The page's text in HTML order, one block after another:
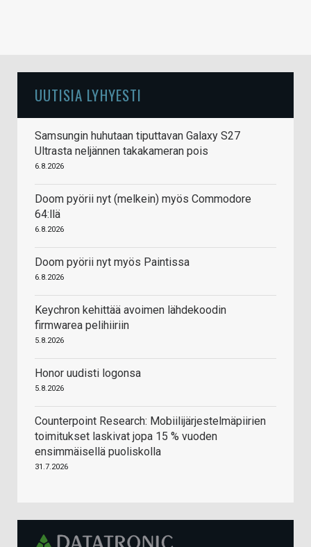
UUTISIA LYHYESTI
Samsungin huhutaan tiputtavan Galaxy S27
Ultrasta neljännen takakameran pois
6.8.2026
Doom pyörii nyt (melkein) myös Commodore
64:llä
6.8.2026
Doom pyörii nyt myös Paintissa
6.8.2026
Keychron kehittää avoimen lähdekoodin
firmwarea pelihiiriin
5.8.2026
Honor uudisti logonsa
5.8.2026
Counterpoint Research: Mobiilijärjestelmäpiirien
toimitukset laskivat jopa 15 % vuoden
ensimmäisellä puoliskolla
31.7.2026